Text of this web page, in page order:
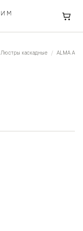
Люстры каскадные ALMA A